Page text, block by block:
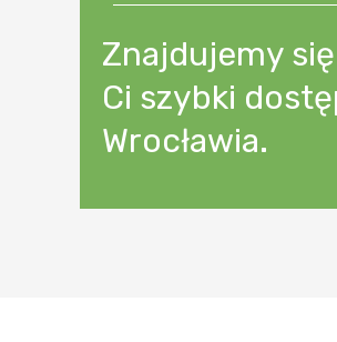
Znajdujemy
Ci szybki
Wrocławia.